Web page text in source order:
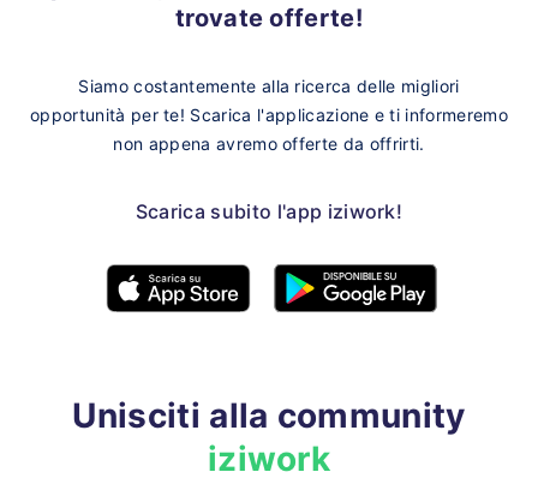
trovate offerte!
Siamo costantemente alla ricerca delle migliori
opportunità per te! Scarica l'applicazione e ti informeremo
non appena avremo offerte da offrirti.
Scarica subito l'app iziwork!
Unisciti alla community
iziwork